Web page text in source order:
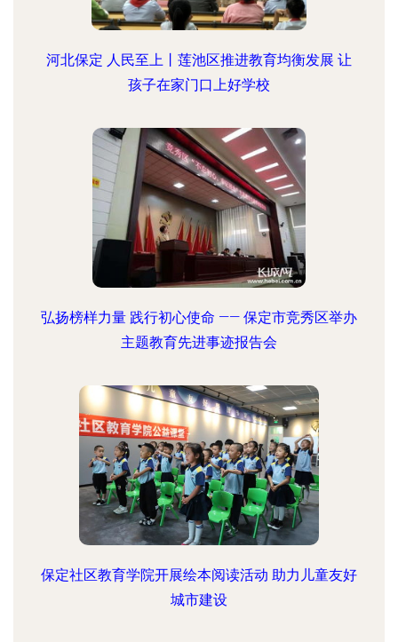
河北保定 人民至上丨莲池区推进教育均衡发展 让
孩子在家门口上好学校
弘扬榜样力量 践行初心使命 —— 保定市竞秀区举办
主题教育先进事迹报告会
保定社区教育学院开展绘本阅读活动 助力儿童友好
城市建设